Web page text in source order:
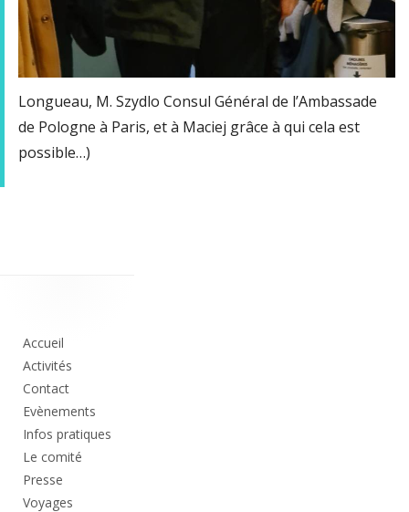
Longueau, M. Szydlo Consul Général de l’Ambassade
de Pologne à Paris, et à Maciej grâce à qui cela est
possible…)
principale
Accueil
Activités
Contact
Evènements
Infos pratiques
Le comité
Presse
Voyages